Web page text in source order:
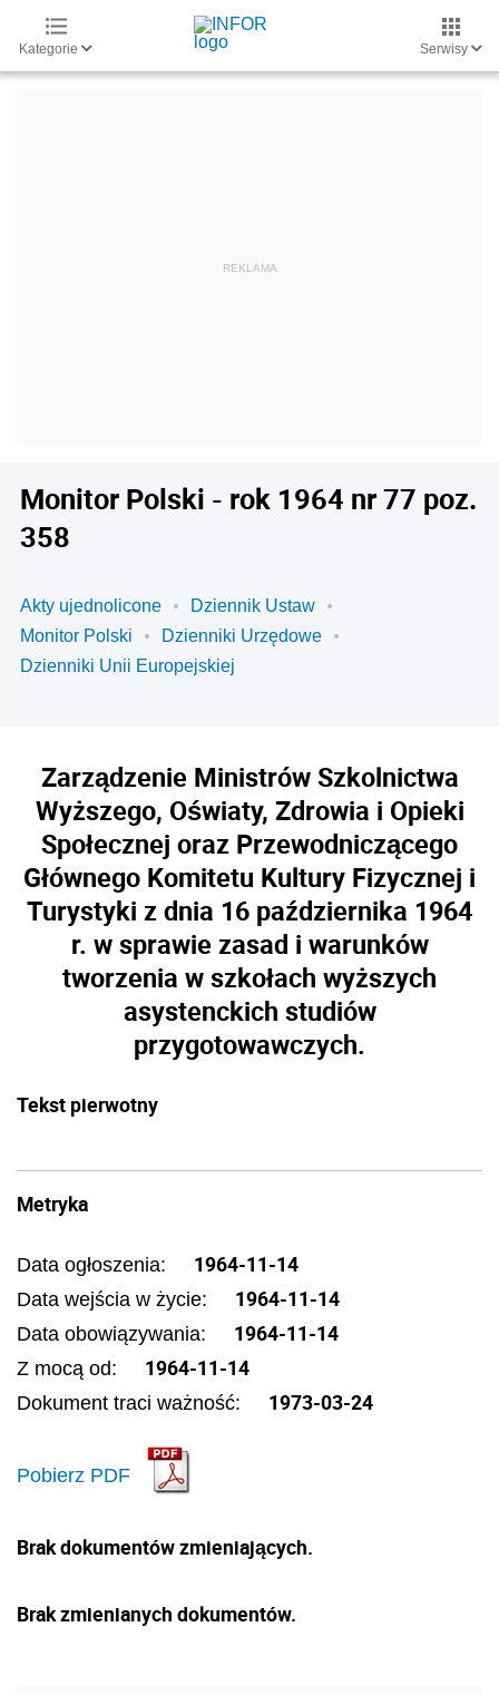
Kategorie Serwisy
Monitor Polski - rok 1964 nr 77 poz.
358
Akty ujednolicone
Dziennik Ustaw
Monitor Polski
Dzienniki Urzędowe
Dzienniki Unii Europejskiej
Zarządzenie Ministrów Szkolnictwa
Wyższego, Oświaty, Zdrowia i Opieki
Społecznej oraz Przewodniczącego
Głównego Komitetu Kultury Fizycznej i
Turystyki z dnia 16 października 1964
r. w sprawie zasad i warunków
tworzenia w szkołach wyższych
asystenckich studiów
przygotowawczych.
Tekst pierwotny
Metryka
Data ogłoszenia: 1964-11-14
Data wejścia w życie: 1964-11-14
Data obowiązywania: 1964-11-14
Z mocą od: 1964-11-14
Dokument traci ważność: 1973-03-24
Pobierz PDF
Brak dokumentów zmieniających.
Brak zmienianych dokumentów.